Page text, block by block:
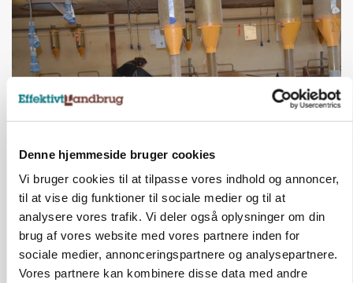
Denne hjemmeside bruger cookies
Vi bruger cookies til at tilpasse vores indhold og annoncer,
til at vise dig funktioner til sociale medier og til at
analysere vores trafik. Vi deler også oplysninger om din
brug af vores website med vores partnere inden for
sociale medier, annonceringspartnere og analysepartnere.
Vores partnere kan kombinere disse data med andre
GRISE
Rådgiver om DB-Tjek: Små justeringer kan give
store besparelser
Annonce
Loading...